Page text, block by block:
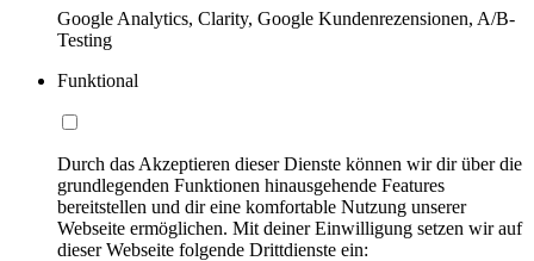
Google Analytics, Clarity, Google Kundenrezensionen, A/B-
Testing
Funktional
Durch das Akzeptieren dieser Dienste können wir dir über die
grundlegenden Funktionen hinausgehende Features
bereitstellen und dir eine komfortable Nutzung unserer
Webseite ermöglichen. Mit deiner Einwilligung setzen wir auf
dieser Webseite folgende Drittdienste ein: